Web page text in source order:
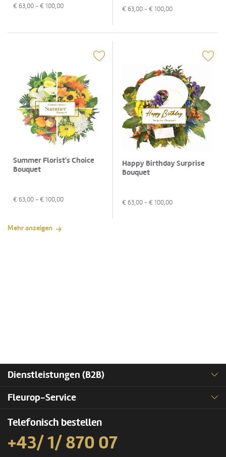
€ 63,00 - € 100,00 € 63,00 - € 100,00
Summer Florist's Choice
Bouquet
€ 63,00 - € 100,00
Happy Birthday Surprise
Bouquet
€ 63,00 - € 100,00
Mehr anzeigen
Dienstleistungen (B2B)
Fleurop-Service
Telefonisch bestellen
+43/ 1/ 870 07